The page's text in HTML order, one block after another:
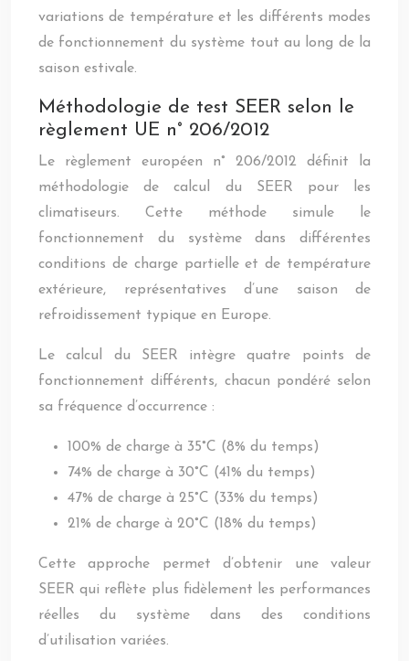
variations de température et les différents modes
de fonctionnement du système tout au long de la
saison estivale.
Méthodologie de test SEER selon le
règlement UE n° 206/2012
Le règlement européen n° 206/2012 définit la
méthodologie de calcul du SEER pour les
climatiseurs. Cette méthode simule le
fonctionnement du système dans différentes
conditions de charge partielle et de température
extérieure, représentatives d’une saison de
refroidissement typique en Europe.
Le calcul du SEER intègre quatre points de
fonctionnement différents, chacun pondéré selon
sa fréquence d’occurrence :
100% de charge à 35°C (8% du temps)
74% de charge à 30°C (41% du temps)
47% de charge à 25°C (33% du temps)
21% de charge à 20°C (18% du temps)
Cette approche permet d’obtenir une valeur
SEER qui reflète plus fidèlement les performances
réelles du système dans des conditions
d’utilisation variées.